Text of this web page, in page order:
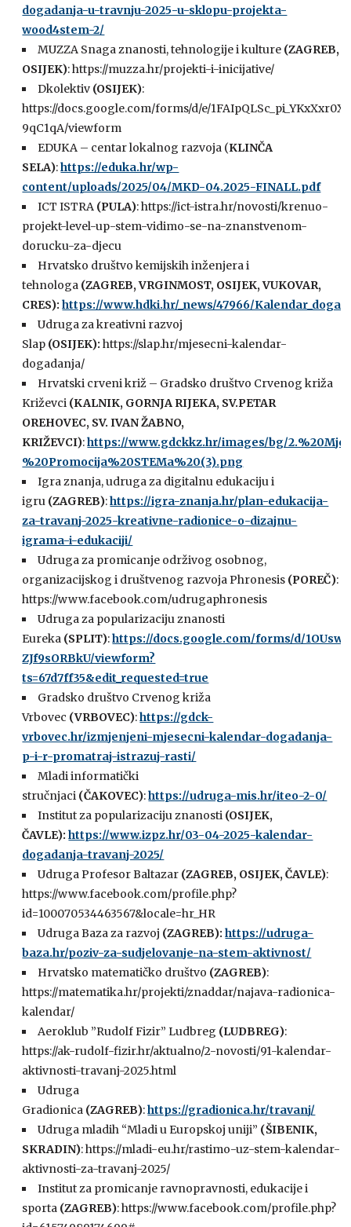
dogadanja-u-travnju-2025-u-sklopu-projekta-
wood4stem-2/
MUZZA Snaga znanosti, tehnologije i kulture (ZAGREB,
OSIJEK): https://muzza.hr/projekti-i-inicijative/
Dkolektiv (OSIJEK):
https://docs.google.com/forms/d/e/
9qC1qA/viewform
EDUKA – centar lokalnog razvoja (KLINČA
SELA):https://eduka.hr/wp-
content/uploads/2025/04/MKD-04.2025-FINALL.pdf
ICT ISTRA (PULA): https://ict-istra.hr/novosti/krenuo-
projekt-level-up-stem-vidimo-se-na-znanstvenom-
dorucku-za-djecu
Hrvatsko društvo kemijskih inženjera i
tehnologa (ZAGREB, VRGINMOST, OSIJEK, VUKOVAR,
CRES):https://www.hdki.hr/_news/47966/
Udruga za kreativni razvoj
Slap (OSIJEK): https://slap.hr/mjesecni-kalendar-
dogadanja/
Hrvatski crveni križ – Gradsko društvo Crvenog križa
Križevci (KALNIK, GORNJA RIJEKA, SV.PETAR
OREHOVEC, SV. IVAN ŽABNO,
KRIŽEVCI):https://www.gdckkz.hr/images/bg/
%20Promocija%20STEMa%20(3).png
Igra znanja, udruga za digitalnu edukaciju i
igru (ZAGREB):https://igra-znanja.hr/plan-edukacija-
za-travanj-2025-kreativne-radionice-o-dizajnu-
igrama-i-edukaciji/
Udruga za promicanje održivog osobnog,
organizacijskog i društvenog razvoja Phronesis (POREČ):
https://www.facebook.com/udrugaphronesis
Udruga za popularizaciju znanosti
Eureka (SPLIT):https://docs.google.com/forms/d/
ZJf9sORBkU/viewform?
ts=67d7ff35&edit_requested=true
Gradsko društvo Crvenog križa
Vrbovec (VRBOVEC):https://gdck-
vrbovec.hr/izmjenjeni-mjesecni-kalendar-dogadanja-
p-i-r-promatraj-istrazuj-rasti/
Mladi informatički
stručnjaci (ČAKOVEC):https://udruga-mis.hr/iteo-2-0/
Institut za popularizaciju znanosti (OSIJEK,
ČAVLE): https://www.izpz.hr/03-04-2025-kalendar-
dogadanja-travanj-2025/
Udruga Profesor Baltazar (ZAGREB, OSIJEK, ČAVLE):
https://www.facebook.com/profile.php?
id=100070534463567&locale=hr_HR
Udruga Baza za razvoj (ZAGREB):https://udruga-
baza.hr/poziv-za-sudjelovanje-na-stem-aktivnost/
Hrvatsko matematičko društvo (ZAGREB):
https://matematika.hr/projekti/znaddar/najava-radionica-
kalendar/
Aeroklub ”Rudolf Fizir” Ludbreg (LUDBREG):
https://ak-rudolf-fizir.hr/aktualno/2-novosti/91-kalendar-
aktivnosti-travanj-2025.html
Udruga
Gradionica (ZAGREB):https://gradionica.hr/travanj/
Udruga mladih “Mladi u Europskoj uniji” (ŠIBENIK,
SKRADIN): https://mladi-eu.hr/rastimo-uz-stem-kalendar-
aktivnosti-za-travanj-2025/
Institut za promicanje ravnopravnosti, edukacije i
sporta (ZAGREB): https://www.facebook.com/profile.php?